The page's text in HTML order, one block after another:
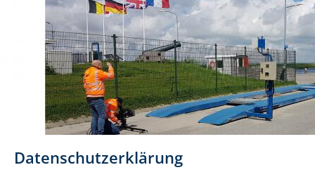
Datenschutzerklärung